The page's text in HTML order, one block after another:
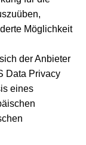
Möglichkeit
der Anbieter
Data Privacy
eines